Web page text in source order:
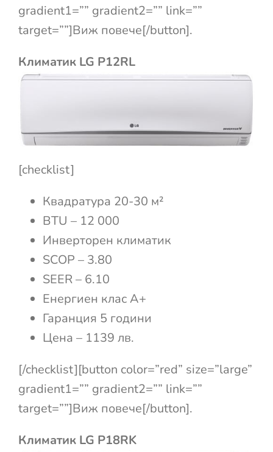
gradient1=”” gradient2=”” link=””
target=””]Виж повече[/button].
Климатик LG P12RL
[checklist]
Квадратура 20-30 м²
BTU – 12 000
Инверторен климатик
SCOP – 3.80
SEER – 6.10
Енергиен клас А+
Гаранция 5 години
Цена – 1139 лв.
[/checklist][button color=”red” size=”large”
gradient1=”” gradient2=”” link=””
target=””]Виж повече[/button].
Климатик LG P18RK